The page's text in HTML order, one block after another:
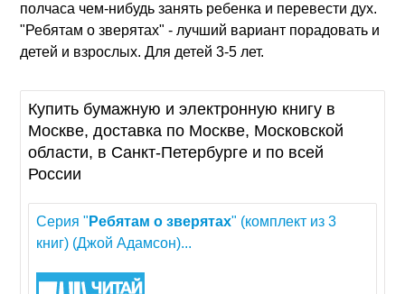
полчаса чем-нибудь занять ребенка и перевести дух.
"Ребятам о зверятах" - лучший вариант порадовать и
детей и взрослых. Для детей 3-5 лет.
Купить бумажную и электронную книгу в
Москве, доставка по Москве, Московской
области, в Санкт-Петербурге и по всей
России
Серия " Ребятам о зверятах" (комплект из 3
книг) (Джой Адамсон)...